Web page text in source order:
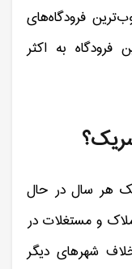
فرودگاه‌های
فرودگاه‌ به اکثر
هر سال در حال
و مستغلات در
شهرهای دیگر